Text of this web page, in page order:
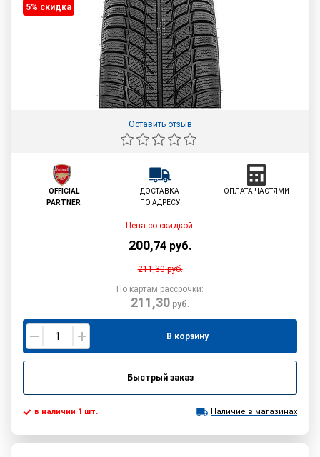
5% cкидка
Оставить отзыв
OFFICIAL
PARTNER
ДОСТАВКА
ПО АДРЕСУ
ОПЛАТА ЧАСТЯМИ
Цена со скидкой:
200,74 руб.
211,30руб.
По картам рассрочки:
211,30руб.
В корзину
Быстрый заказ
в наличии 1 шт. Наличие в магазинах